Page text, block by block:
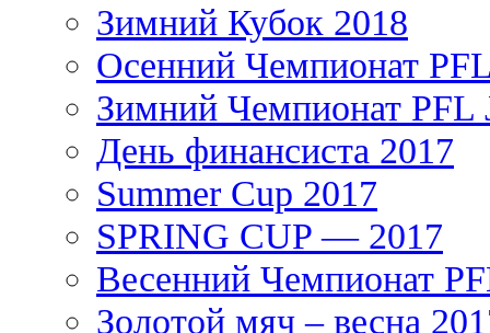
Зимний Кубок 2018
Осенний Чемпионат
Зимний Чемпионат PFL
День финансиста 2017
Summer Cup 2017
SPRING CUP — 2017
Весенний Чемпионат
Золотой мяч – весна